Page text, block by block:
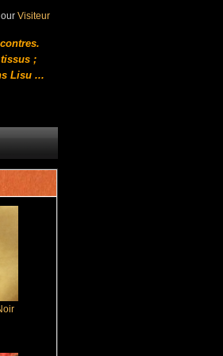
Visiteur
;
Lisu ...